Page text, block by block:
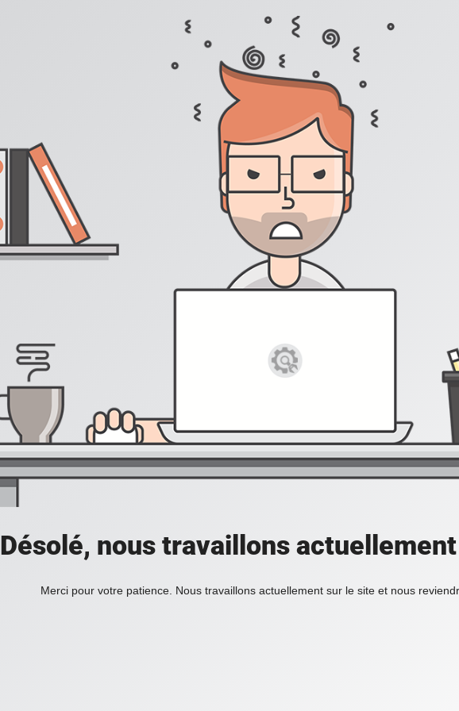
Désolé, nous travaillons
Merci pour votre patience. Nous travaillons actuellement sur le site et nous